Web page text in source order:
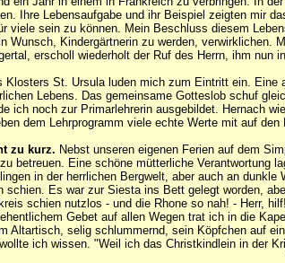
Ihre Lebensaufgabe und ihr Beispiel zeigten mir
viele sein zu können. Mein Beschluss diesem
Wunsch, Kindergärtnerin zu werden, verwirklichen.
erscholl wiederholt der Ruf des Herrn, ihm nun
Klosters St. Ursula luden mich zum Eintritt ein.
Lebens. Das gemeinsame Gotteslob schuf
ich noch zur Primarlehrerin ausgebildet. Hernach
dem Lehrprogramm viele echte Werte mit auf den
zu kurz. Nebst unseren eigenen Ferien auf dem
betreuen. Eine schöne mütterliche Verantwortung
in der herrlichen Bergwelt, aber auch an
schien. Es war zur Siesta ins Bett gelegt worden,
schien nutzlos - und die Rhone so nah! - Herr,
Gebet auf allen Wegen trat ich in die
Altartisch, selig schlummernd, sein Köpfchen auf
ich wissen. "Weil ich das Christkindlein in der